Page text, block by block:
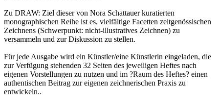
Zu DRAW: Ziel dieser von Nora Schattauer kuratierten
monographischen Reihe ist es, vielfältige Facetten zeitgenössischen
Zeichnens (Schwerpunkt: nicht-illustratives Zeichnen) zu
versammeln und zur Diskussion zu stellen.
Für jede Ausgabe wird ein Künstler/eine Künstlerin eingeladen, die
zur Verfügung stehenden 32 Seiten des jeweiligen Heftes nach
eigenen Vorstellungen zu nutzen und im ?Raum des Heftes? einen
authentischen Beitrag zur eigenen zeichnerischen Praxis zu
entwickeln..